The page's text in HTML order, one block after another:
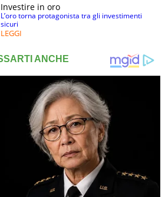
Investire in oro
L’oro torna protagonista tra gli investimenti
sicuri
LEGGI